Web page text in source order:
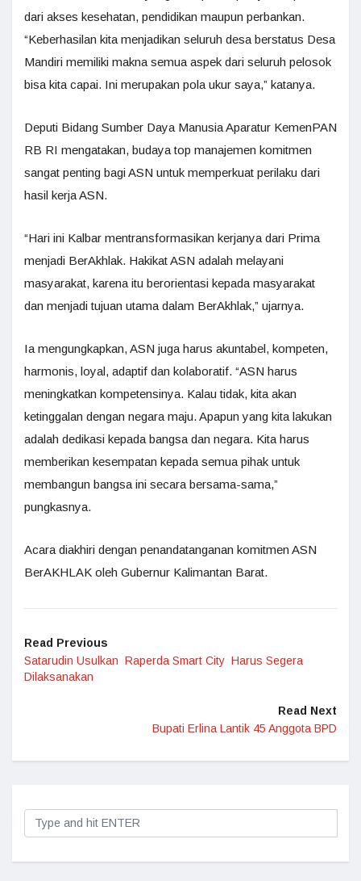
dari akses kesehatan, pendidikan maupun perbankan.
“Keberhasilan kita menjadikan seluruh desa berstatus Desa
Mandiri memiliki makna semua aspek dari seluruh pelosok
bisa kita capai. Ini merupakan pola ukur saya,” katanya.
Deputi Bidang Sumber Daya Manusia Aparatur KemenPAN
RB RI mengatakan, budaya top manajemen komitmen
sangat penting bagi ASN untuk memperkuat perilaku dari
hasil kerja ASN.
“Hari ini Kalbar mentransformasikan kerjanya dari Prima
menjadi BerAkhlak. Hakikat ASN adalah melayani
masyarakat, karena itu berorientasi kepada masyarakat
dan menjadi tujuan utama dalam BerAkhlak,” ujarnya.
Ia mengungkapkan, ASN juga harus akuntabel, kompeten,
harmonis, loyal, adaptif dan kolaboratif. “ASN harus
meningkatkan kompetensinya. Kalau tidak, kita akan
ketinggalan dengan negara maju. Apapun yang kita lakukan
adalah dedikasi kepada bangsa dan negara. Kita harus
memberikan kesempatan kepada semua pihak untuk
membangun bangsa ini secara bersama-sama,”
pungkasnya.
Acara diakhiri dengan penandatanganan komitmen ASN
BerAKHLAK oleh Gubernur Kalimantan Barat.
Read Previous
Satarudin Usulkan Raperda Smart City Harus Segera
Dilaksanakan
Read Next
Bupati Erlina Lantik 45 Anggota BPD